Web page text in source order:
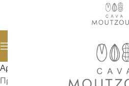
Αρχική σελίδα
ΔΗΜΗΤΡΙΑΚΑ
Προβάλλονται όλα - 2